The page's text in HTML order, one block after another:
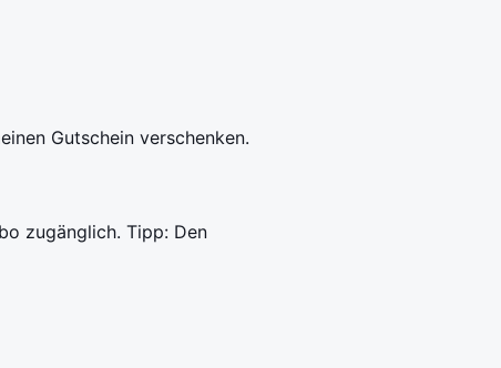
Gutschein verschenken.
zugänglich. Tipp: Den